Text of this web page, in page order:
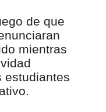
de que
mientras
estudiantes